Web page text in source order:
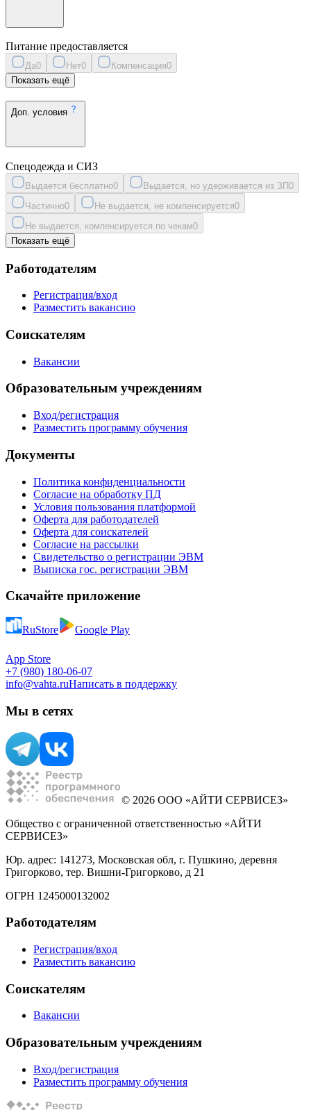
Питание предоставляется
Да0 Нет0 Компенсация0
Показать ещё
Доп. условия
Спецодежда и СИЗ
Выдается бесплатно0 Выдается, но удерживается из ЗП0
Частично0 Не выдается, не компенсируется0
Не выдается, компенсируется по чекам0
Показать ещё
Работодателям
Регистрация/вход
Разместить вакансию
Соискателям
Вакансии
Образовательным учреждениям
Вход/регистрация
Разместить программу обучения
Документы
Политика конфиденциальности
Согласие на обработку ПД
Условия пользования платформой
Оферта для работодателей
Оферта для соискателей
Согласие на рассылки
Свидетельство о регистрации ЭВМ
Выписка гос. регистрации ЭВМ
Скачайте приложение
RuStore Google Play
App Store
+7 (980) 180-06-07
info@vahta.ruНаписать в поддержку
Мы в сетях
© 2026 ООО «АЙТИ СЕРВИСЕЗ»
Общество с ограниченной ответственностью «АЙТИ
СЕРВИСЕЗ»
Юр. адрес: 141273, Московская обл, г. Пушкино, деревня
Григорково, тер. Вишни-Григорково, д 21
ОГРН 1245000132002
Работодателям
Регистрация/вход
Разместить вакансию
Соискателям
Вакансии
Образовательным учреждениям
Вход/регистрация
Разместить программу обучения